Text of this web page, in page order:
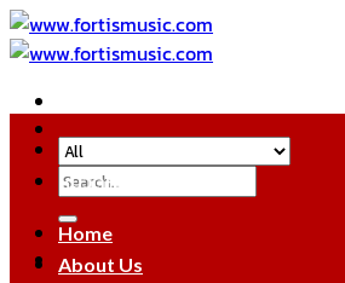
Skip
to
Search
for:
หมวดหมู่สินค้า
Home
About Us